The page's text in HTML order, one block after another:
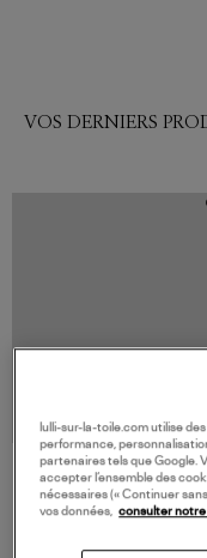
VOS DERNIERS
480,00 €
JEROME DREYFUSS
Sac Bobi S Cuir Lamé
Champagne
lulli-sur-la-toile.com utilise
performance,
partenaires tels que Google.
accepter l’ensemble des
nécessaires (« Continuer
vos données,
consulter notre